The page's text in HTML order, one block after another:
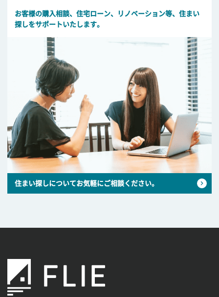
お客様の購入相談、住宅ローン、リノベーション等、住まい
探しをサポートいたします。
住まい探しについてお気軽にご相談ください。